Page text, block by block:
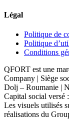
Légal
Politique de
Politique
Conditions
QFORT est une
Company | Siège
Dolj – Roumanie |
Capital social versé
Les visuels utilisés
réalisations du